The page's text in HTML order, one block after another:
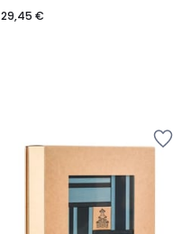
29,45 €